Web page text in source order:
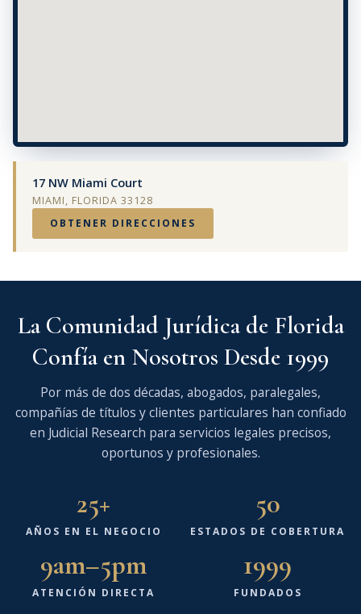
17 NW Miami Court
MIAMI, FLORIDA 33128
OBTENER DIRECCIONES
La Comunidad Jurídica de Florida
Confía en Nosotros Desde 1999
Por más de dos décadas, abogados, paralegales,
compañías de títulos y clientes particulares han confiado
en Judicial Research para servicios legales precisos,
oportunos y profesionales.
25+
AÑOS EN EL NEGOCIO
50
ESTADOS DE COBERTURA
9am–5pm
ATENCIÓN DIRECTA
1999
FUNDADOS